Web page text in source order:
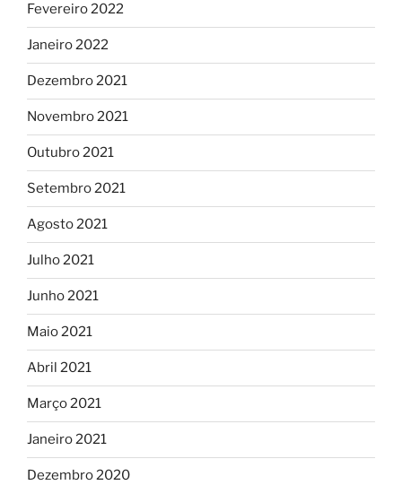
Fevereiro 2022
Janeiro 2022
Dezembro 2021
Novembro 2021
Outubro 2021
Setembro 2021
Agosto 2021
Julho 2021
Junho 2021
Maio 2021
Abril 2021
Março 2021
Janeiro 2021
Dezembro 2020